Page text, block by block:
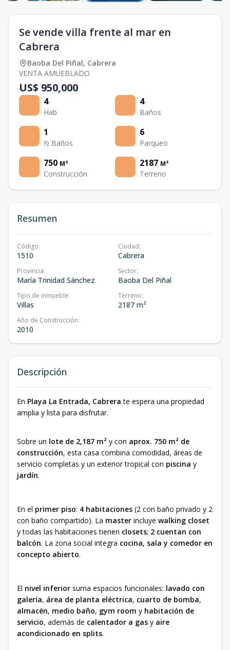
Se vende villa frente al mar en
Cabrera
Baoba Del Piñal, Cabrera
VENTA AMUEBLADO
US$ 950,000
4
Hab.
4
Baños
1
½ Baños
6
Parqueo
750 M²
Construcción
2187 M²
Terreno
Resumen
Código:
1510
Ciudad:
Cabrera
Provincia:
María Trinidad Sánchez
Sector:
Baoba Del Piñal
Tipo de inmueble:
Villas
Terreno:
2187 m²
Año de Construcción:
2010
Descripción
En Playa La Entrada, Cabrera te espera una propiedad
amplia y lista para disfrutar.
Sobre un lote de 2,187 m² y con aprox. 750 m² de
construcción, esta casa combina comodidad, áreas de
servicio completas y un exterior tropical con piscina y
jardín.
En el primer piso: 4 habitaciones (2 con baño privado y 2
con baño compartido). La master incluye walking closet
y todas las habitaciones tienen closets; 2 cuentan con
balcón. La zona social integra cocina, sala y comedor en
concepto abierto.
El nivel inferior suma espacios funcionales: lavado con
galería, área de planta eléctrica, cuarto de bomba,
almacén, medio baño, gym room y habitación de
servicio, además de calentador a gas y aire
acondicionado en splits.